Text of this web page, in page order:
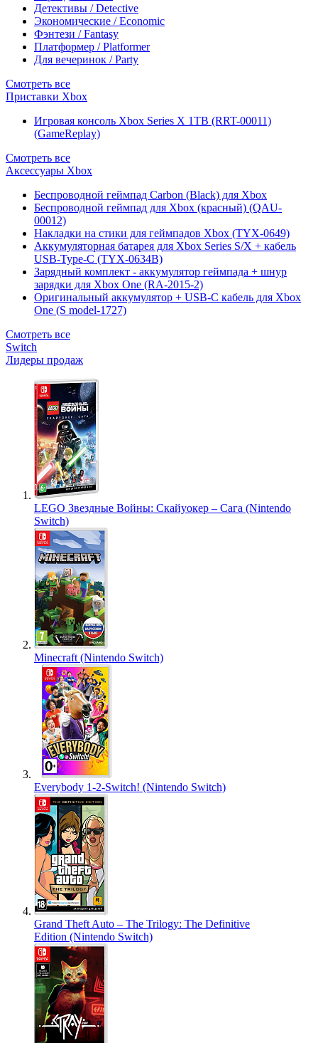
Детективы / Detective
Экономические / Economic
Фэнтези / Fantasy
Платформер / Platformer
Для вечеринок / Party
Смотреть все
Приставки Xbox
Игровая консоль Xbox Series X 1TB (RRT-00011)
(GameReplay)
Смотреть все
Аксессуары Xbox
Беспроводной геймпад Carbon (Black) для Xbox
Беспроводной геймпад для Xbox (красный) (QAU-
00012)
Накладки на стики для геймпадов Xbox (TYX-0649)
Аккумуляторная батарея для Xbox Series S/X + кабель
USB-Type-C (TYX-0634B)
Зарядный комплект - аккумулятор геймпада + шнур
зарядки для Xbox One (RA-2015-2)
Оригинальный аккумулятор + USB-C кабель для Xbox
One (S model-1727)
Смотреть все
Switch
Лидеры продаж
LEGO Звездные Войны: Скайуокер – Сага (Nintendo
Switch)
Minecraft (Nintendo Switch)
Everybody 1-2-Switch! (Nintendo Switch)
Grand Theft Auto – The Trilogy: The Definitive
Edition (Nintendo Switch)